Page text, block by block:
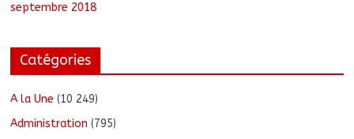
septembre 2018
Catégories
A la Une (10 249)
Administration (795)